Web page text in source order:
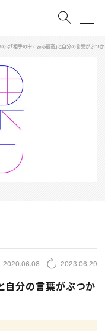
会員登録
は「相手の中にある最高」と自分の言葉がぶつか
2020.06.08 2023.06.29
自分の言葉がぶつか